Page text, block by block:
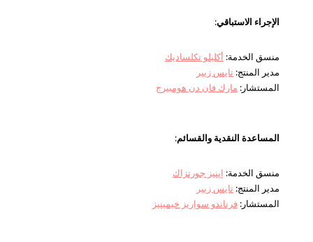
الإجراء الاستباقي:
منسق الخدمة: أكليلو تكلساديك
مدير المنتج: تايس زيير
المستشار: مارك فان دن هومبيرج
المساعدة النقدية والقسائم:
منسق الخدمة: إينيز جورتزاك
مدير المنتج: تايس زيير
المستشار: فرناندو سواريز خيمينيز